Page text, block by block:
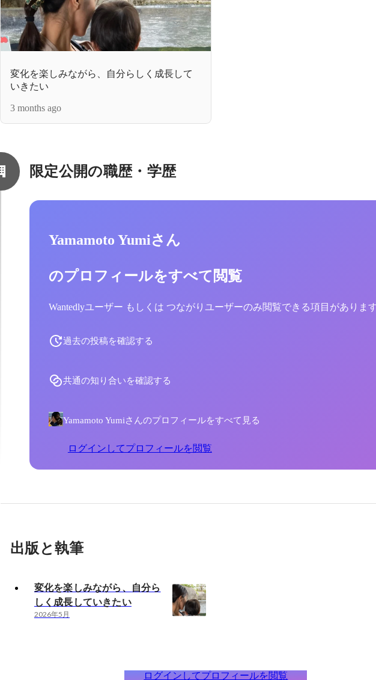
変化を楽しみながら、自分らしく成長して
いきたい
3 months ago
限定公開の職歴・学歴
Yamamoto Yumiさん
のプロフィールをすべて閲覧
Wantedlyユーザー もしくは つながりユーザーのみ閲覧できる項目がありま
過去の投稿を確認する
共通の知り合いを確認する
Yamamoto Yumiさんのプロフィールをすべて見る
ログインしてプロフィールを閲覧
出版と執筆
変化を楽しみながら、自分ら
しく成長していきたい
2026年5月
ログインしてプロフィールを閲覧